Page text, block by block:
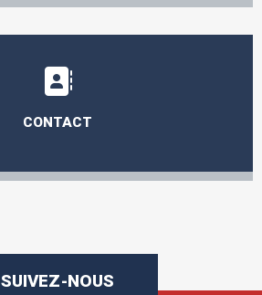
CONTACT
SUIVEZ-NOUS